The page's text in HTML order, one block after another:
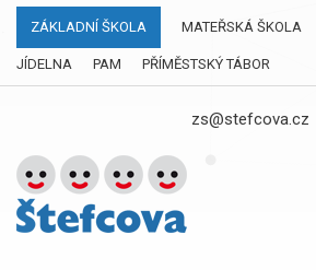
ZÁKLADNÍ ŠKOLA MATEŘSKÁ ŠKOLA
JÍDELNA PAM PŘÍMĚSTSKÝ TÁBOR
zs@stefcova.cz